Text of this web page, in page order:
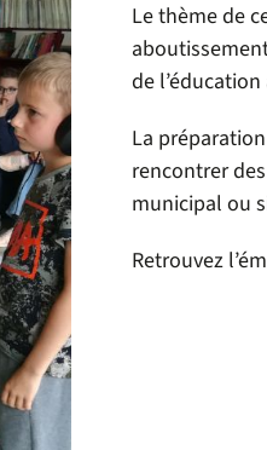
Le thème de
de
La
rencontrer
municipal ou
Retrouvez